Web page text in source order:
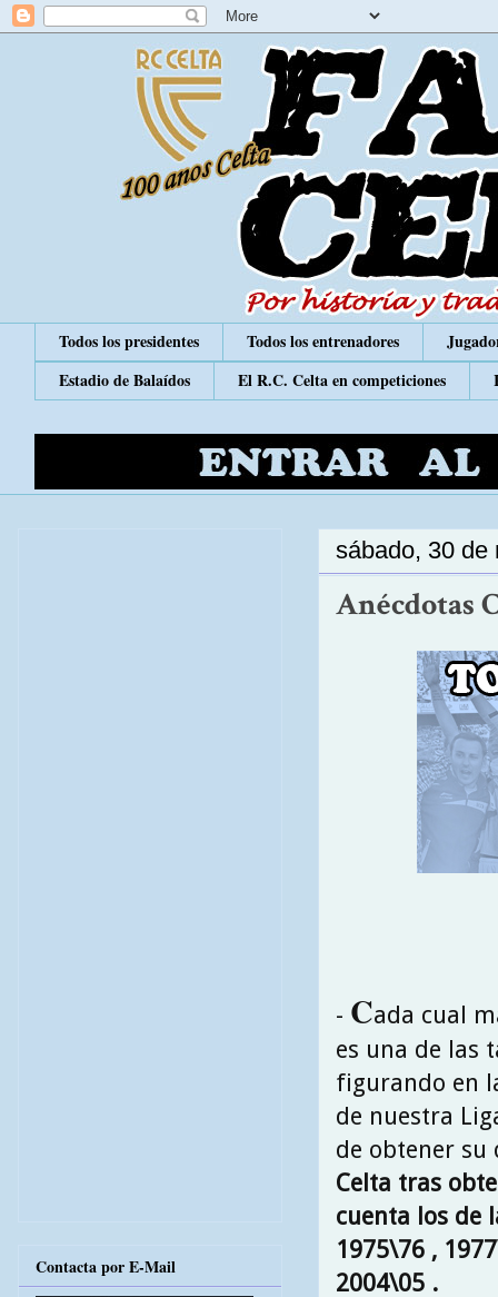
Todos los presidentes Todos los entrenadores
Estadio de Balaídos
El R.C. Celta en competiciones
sábado, 30 de
Anécdotas
- Cada cual
es una de las
figurando en
de nuestra
de obtener su
Celta tras
cuenta los de
1975\76 ,
2004\05 .
Contacta por E-Mail